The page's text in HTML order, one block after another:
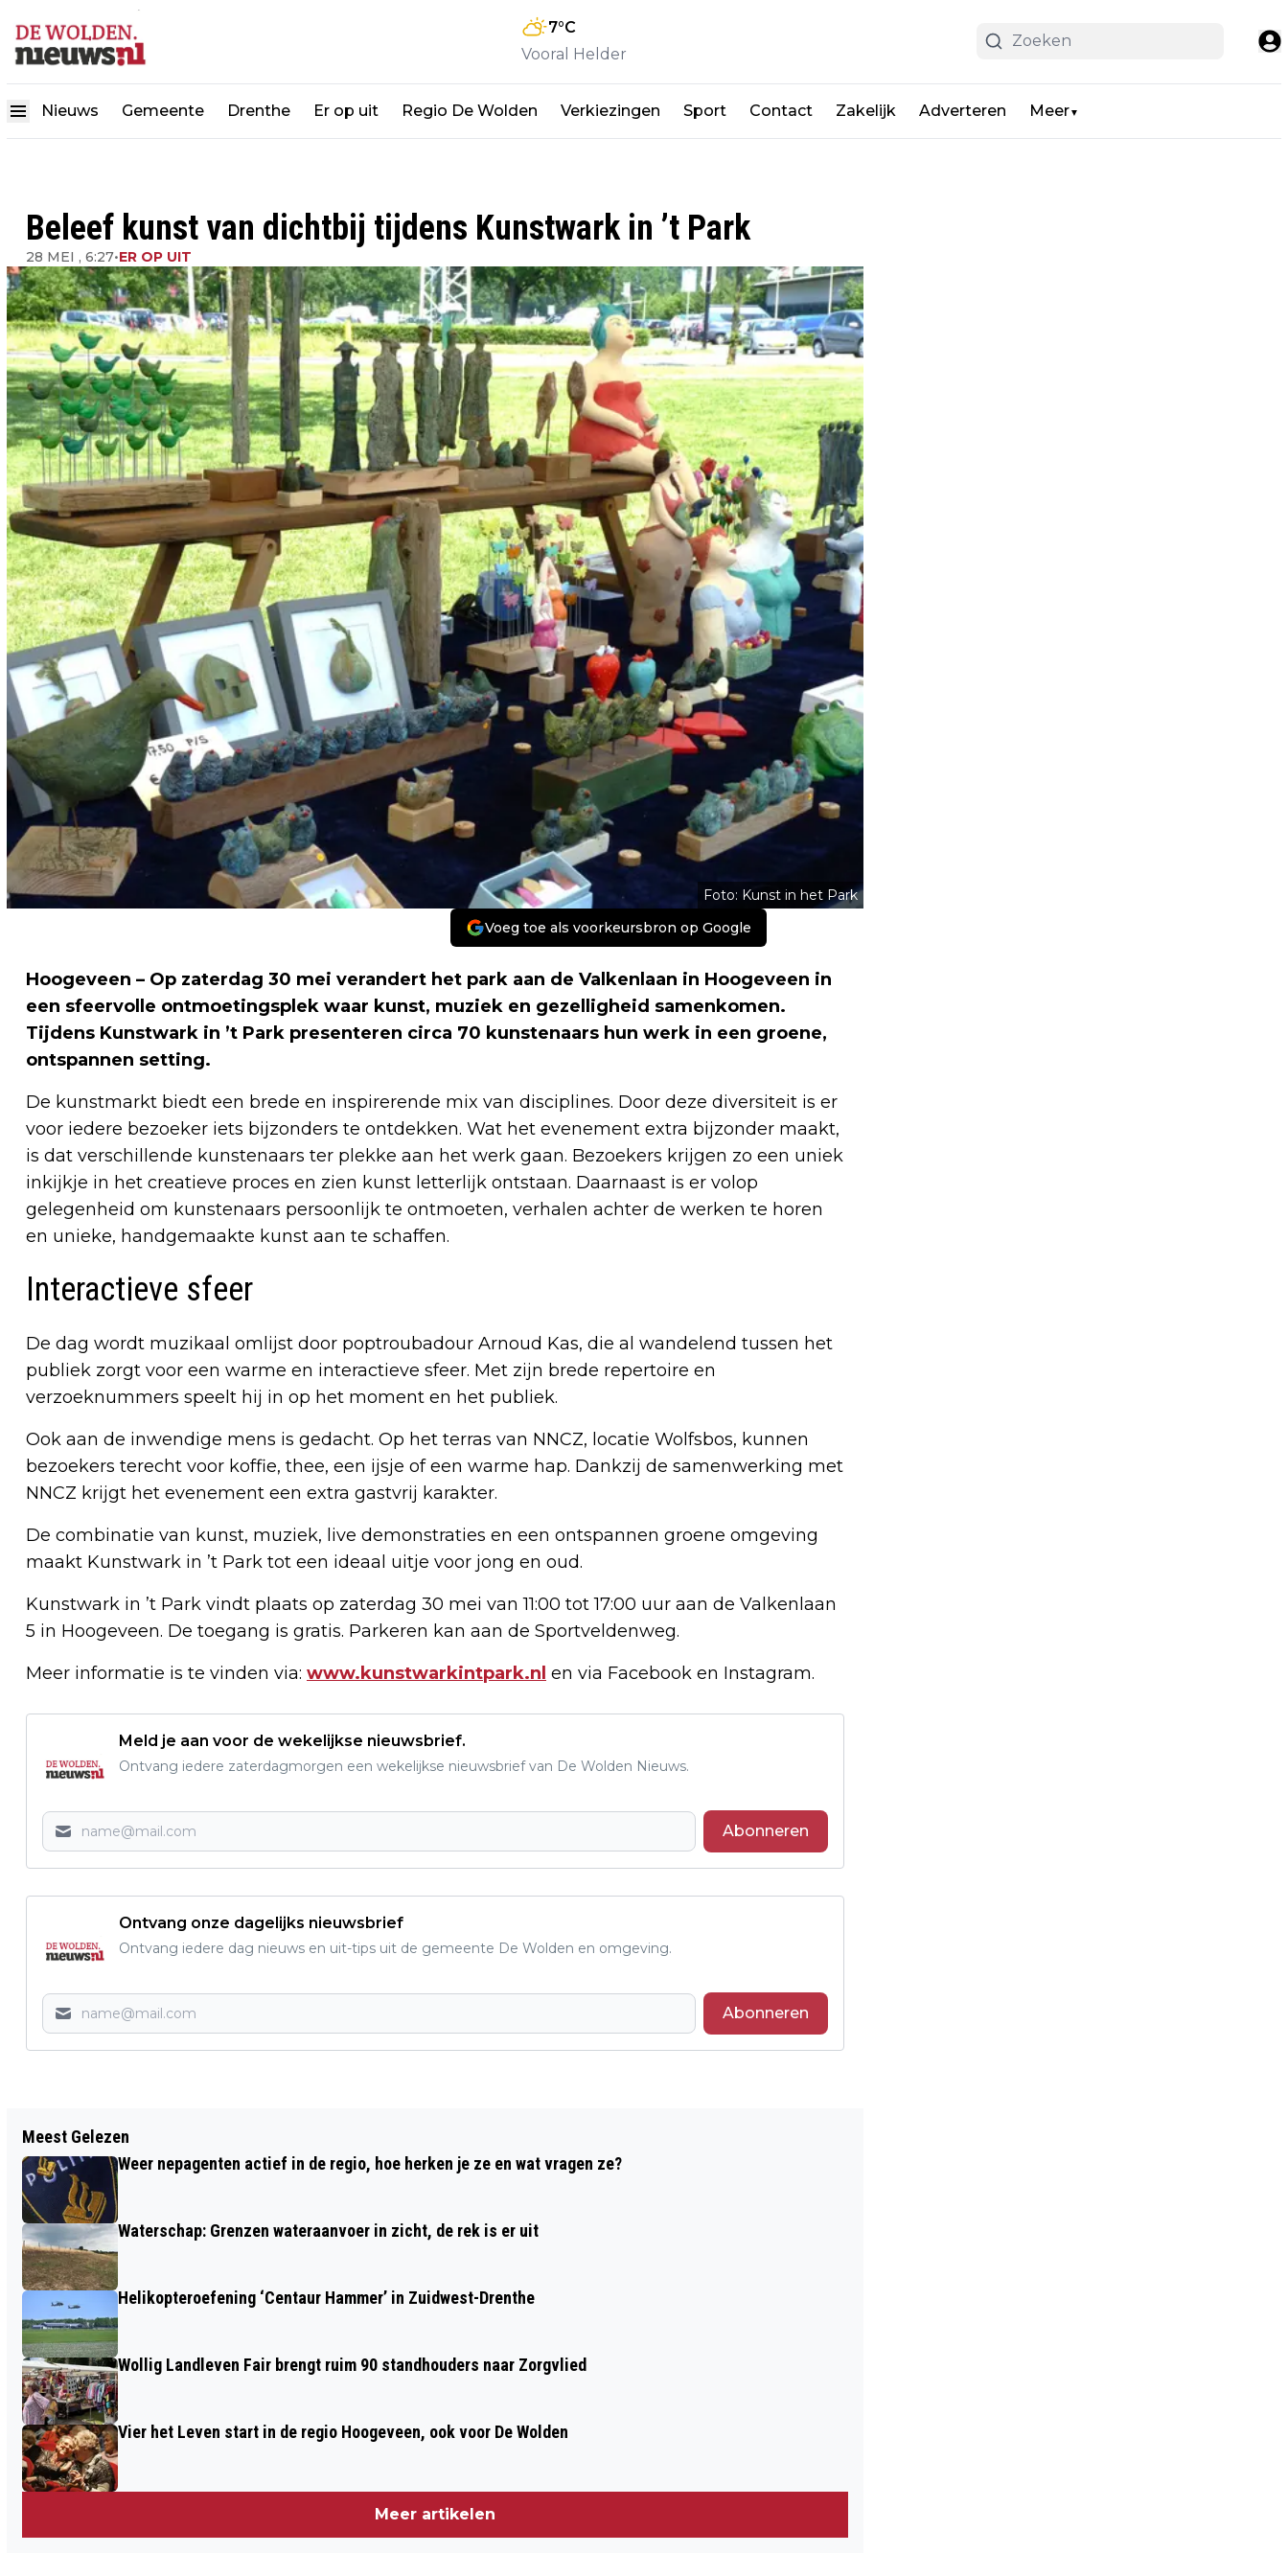
7°C
Vooral Helder
Nieuws Gemeente Drenthe Er op uit Regio De Wolden Verkiezingen Sport Contact Zakelijk Adverteren Meer▼
Beleef kunst van dichtbij tijdens Kunstwark in ’t Park
28 MEI , 6:27•ER OP UIT
Foto: Kunst in het Park
Voeg toe als voorkeursbron op Google
Hoogeveen – Op zaterdag 30 mei verandert het park aan de Valkenlaan in Hoogeveen in
een sfeervolle ontmoetingsplek waar kunst, muziek en gezelligheid samenkomen.
Tijdens Kunstwark in ’t Park presenteren circa 70 kunstenaars hun werk in een groene,
ontspannen setting.
De kunstmarkt biedt een brede en inspirerende mix van disciplines. Door deze diversiteit is er
voor iedere bezoeker iets bijzonders te ontdekken. Wat het evenement extra bijzonder maakt,
is dat verschillende kunstenaars ter plekke aan het werk gaan. Bezoekers krijgen zo een uniek
inkijkje in het creatieve proces en zien kunst letterlijk ontstaan. Daarnaast is er volop
gelegenheid om kunstenaars persoonlijk te ontmoeten, verhalen achter de werken te horen
en unieke, handgemaakte kunst aan te schaffen.
Interactieve sfeer
De dag wordt muzikaal omlijst door poptroubadour Arnoud Kas, die al wandelend tussen het
publiek zorgt voor een warme en interactieve sfeer. Met zijn brede repertoire en
verzoeknummers speelt hij in op het moment en het publiek.
Ook aan de inwendige mens is gedacht. Op het terras van NNCZ, locatie Wolfsbos, kunnen
bezoekers terecht voor koffie, thee, een ijsje of een warme hap. Dankzij de samenwerking met
NNCZ krijgt het evenement een extra gastvrij karakter.
De combinatie van kunst, muziek, live demonstraties en een ontspannen groene omgeving
maakt Kunstwark in ’t Park tot een ideaal uitje voor jong en oud.
Kunstwark in ’t Park vindt plaats op zaterdag 30 mei van 11:00 tot 17:00 uur aan de Valkenlaan
5 in Hoogeveen. De toegang is gratis. Parkeren kan aan de Sportveldenweg.
Meer informatie is te vinden via: www.kunstwarkintpark.nl en via Facebook en Instagram.
Meld je aan voor de wekelijkse nieuwsbrief.
Ontvang iedere zaterdagmorgen een wekelijkse nieuwsbrief van De Wolden Nieuws.
Abonneren
Ontvang onze dagelijks nieuwsbrief
Ontvang iedere dag nieuws en uit-tips uit de gemeente De Wolden en omgeving.
Abonneren
MEER DEELNEMERS DAN OOIT BIJ CSIO
IN VEENINGEN
TOE, MAAR DE WOLDEN BUNGELT
Meest Gelezen
Weer nepagenten actief in de regio, hoe herken je ze en wat vragen ze?
Waterschap: Grenzen wateraanvoer in zicht, de rek is er uit
Helikopteroefening ‘Centaur Hammer’ in Zuidwest-Drenthe
Wollig Landleven Fair brengt ruim 90 standhouders naar Zorgvlied
Vier het Leven start in de regio Hoogeveen, ook voor De Wolden
Meer artikelen